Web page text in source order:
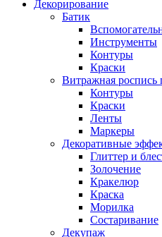
Декорирование
Батик
Инструменты
Контуры
Краски
Витражная роспись
Контуры
Краски
Ленты
Маркеры
Декоративные
Глиттер и
Золочение
Кракелюр
Краска
Морилка
Состаривание
Декупаж